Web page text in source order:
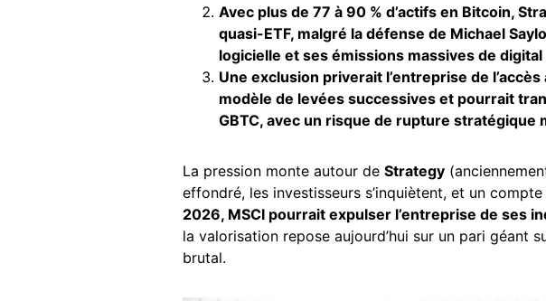
Avec plus de 77 à 90 % d’actifs en Bitcoin,
quasi-ETF, malgré la défense de Michael
logicielle et ses émissions massives de
Une exclusion priverait l’entreprise de
modèle de levées successives et pourrait
GBTC, avec un risque de rupture stratégique
La pression monte autour de Strategy
effondré, les investisseurs s’inquiètent, et un compte
2026, MSCI pourrait expulser l’entreprise de ses
la valorisation repose aujourd’hui sur un pari géant
brutal.